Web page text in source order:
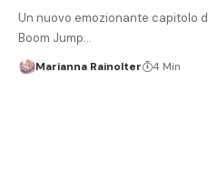
Un nuovo emozionante capitolo
Boom Jump…
Marianna Rainolter 4 Min